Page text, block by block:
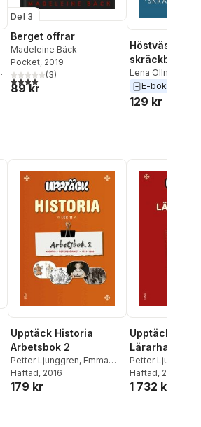
Del 3
Berget offrar
Madeleine Bäck
Pocket, 2019
4,0utav 5 stjärnor. Totalt antal röster:
(3)
89 kr
Höstväsen :
Lena Ollmark
Fager,Alex Haridi
Lundberg Hahn
E-bok
129 kr
Upptäck Historia
Arbetsbok 2
Petter Ljunggren, Emma
Frey-Skött
Häftad, 2016
179 kr
Upptäck
Petter Ljunggren
Frey-Skött
Häftad, 2017
1 732 kr